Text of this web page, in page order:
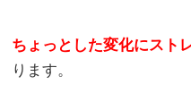
ちょっとした変化にスト
ります。